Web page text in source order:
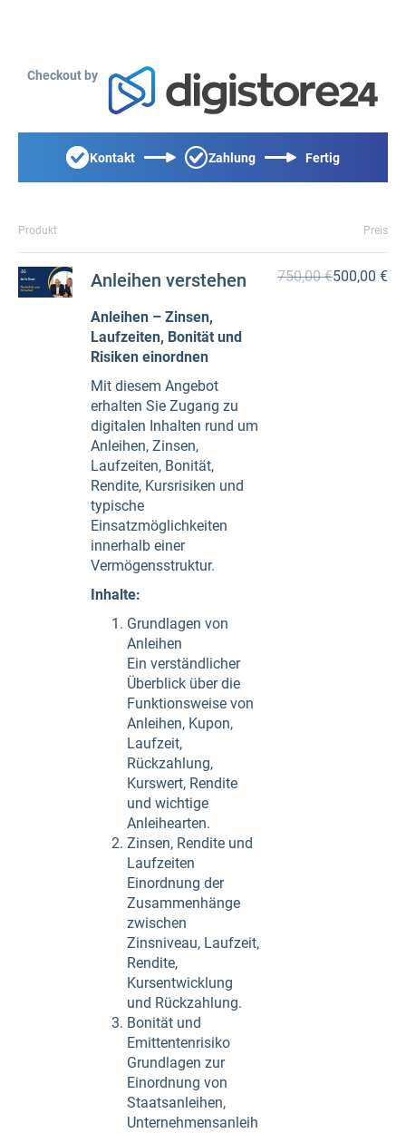
Checkout by
Kontakt Zahlung Fertig
Produkt Preis
Anleihen verstehen
Anleihen – Zinsen,
Laufzeiten, Bonität und
Risiken einordnen
Mit diesem Angebot
erhalten Sie Zugang zu
digitalen Inhalten rund um
Anleihen, Zinsen,
Laufzeiten, Bonität,
Rendite, Kursrisiken und
typische
Einsatzmöglichkeiten
innerhalb einer
Vermögensstruktur.
Inhalte:
Grundlagen von
Anleihen
Ein verständlicher
Überblick über die
Funktionsweise von
Anleihen, Kupon,
Laufzeit,
Rückzahlung,
Kurswert, Rendite
und wichtige
Anleihearten.
Zinsen, Rendite und
Laufzeiten
Einordnung der
Zusammenhänge
zwischen
Zinsniveau, Laufzeit,
Rendite,
Kursentwicklung
und Rückzahlung.
Bonität und
Emittentenrisiko
Grundlagen zur
Einordnung von
Staatsanleihen,
Unternehmensanleih
750,00 €500,00 €